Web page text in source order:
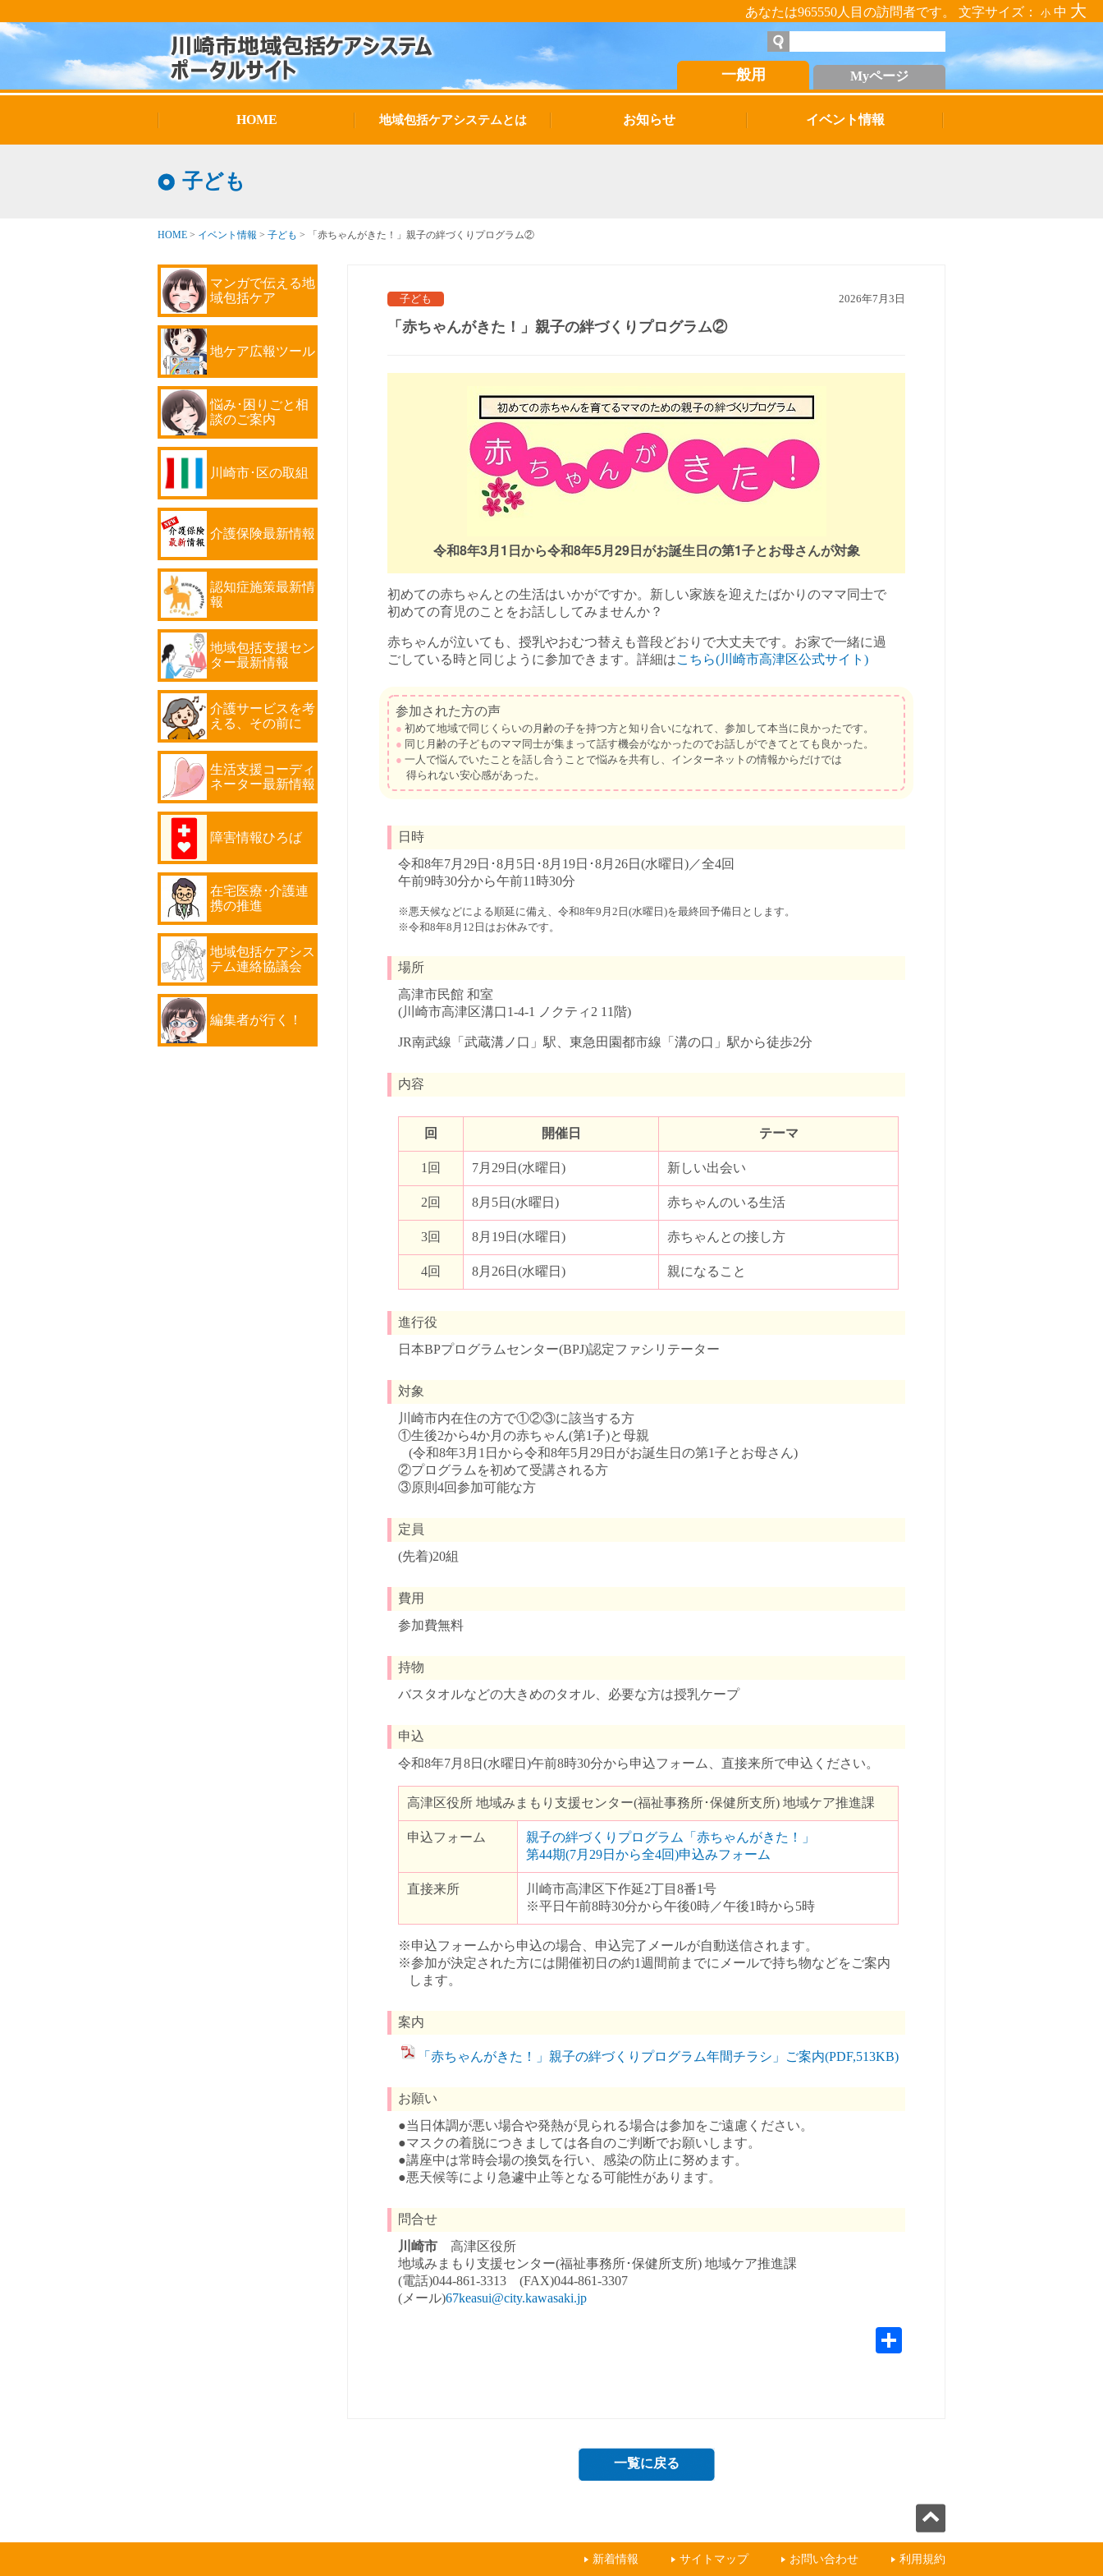
あなたは965550人目の訪問者です。 文字サイズ： 小 中 大
一般用 Myページ
HOME 地域包括ケアシステムとは お知らせ イベント情報
子ども
HOME > イベント情報 > 子ども > 「赤ちゃんがきた！」親子の絆づくりプログラム②
マンガで伝える地
域包括ケア
地ケア広報ツール
悩み･困りごと相
談のご案内
川崎市･区の取組
介護保険最新情報
認知症施策最新情
報
地域包括支援セン
ター最新情報
介護サービスを考
える、その前に
生活支援コーディ
ネーター最新情報
障害情報ひろば
在宅医療･介護連
携の推進
地域包括ケアシス
テム連絡協議会
編集者が行く！
子ども 2026年7月3日
「赤ちゃんがきた！」親子の絆づくりプログラム②
令和8年3月1日から令和8年5月29日がお誕生日の第1子とお母さんが対象
初めての赤ちゃんとの生活はいかがですか。新しい家族を迎えたばかりのママ同士で
初めての育児のことをお話ししてみませんか？
赤ちゃんが泣いても、授乳やおむつ替えも普段どおりで大丈夫です。お家で一緒に過
ごしている時と同じように参加できます。詳細はこちら(川崎市高津区公式サイト)
参加された方の声
● 初めて地域で同じくらいの月齢の子を持つ方と知り合いになれて、参加して本当に良かったです。
● 同じ月齢の子どものママ同士が集まって話す機会がなかったのでお話しができてとても良かった。
● 一人で悩んでいたことを話し合うことで悩みを共有し、インターネットの情報からだけでは
得られない安心感があった。
日時
令和8年7月29日･8月5日･8月19日･8月26日(水曜日)／全4回
午前9時30分から午前11時30分
※悪天候などによる順延に備え、令和8年9月2日(水曜日)を最終回予備日とします。
※令和8年8月12日はお休みです。
場所
高津市民館 和室
(川崎市高津区溝口1-4-1 ノクティ2 11階)
JR南武線「武蔵溝ノ口」駅、東急田園都市線「溝の口」駅から徒歩2分
内容
回 開催日 テーマ
1回 7月29日(水曜日) 新しい出会い
2回 8月5日(水曜日) 赤ちゃんのいる生活
3回 8月19日(水曜日) 赤ちゃんとの接し方
4回 8月26日(水曜日) 親になること
進行役
日本BPプログラムセンター(BPJ)認定ファシリテーター
対象
川崎市内在住の方で①②③に該当する方
①生後2から4か月の赤ちゃん(第1子)と母親
(令和8年3月1日から令和8年5月29日がお誕生日の第1子とお母さん)
②プログラムを初めて受講される方
③原則4回参加可能な方
定員
(先着)20組
費用
参加費無料
持物
バスタオルなどの大きめのタオル、必要な方は授乳ケープ
申込
令和8年7月8日(水曜日)午前8時30分から申込フォーム、直接来所で申込ください。
高津区役所 地域みまもり支援センター(福祉事務所･保健所支所) 地域ケア推進課
申込フォーム
親子の絆づくりプログラム「赤ちゃんがきた！」
第44期(7月29日から全4回)申込みフォーム
直接来所
川崎市高津区下作延2丁目8番1号
※平日午前8時30分から午後0時／午後1時から5時
※申込フォームから申込の場合、申込完了メールが自動送信されます。
※参加が決定された方には開催初日の約1週間前までにメールで持ち物などをご案内
します。
案内
「赤ちゃんがきた！」親子の絆づくりプログラム年間チラシ」ご案内(PDF,513KB)
お願い
●当日体調が悪い場合や発熱が見られる場合は参加をご遠慮ください。
●マスクの着脱につきましては各自のご判断でお願いします。
●講座中は常時会場の換気を行い、感染の防止に努めます。
●悪天候等により急遽中止等となる可能性があります。
問合せ
川崎市 高津区役所
地域みまもり支援センター(福祉事務所･保健所支所) 地域ケア推進課
(電話)044-861-3313 (FAX)044-861-3307
(メール)67keasui@city.kawasaki.jp
一覧に戻る
利用規約
お問い合わせ
サイトマップ
新着情報